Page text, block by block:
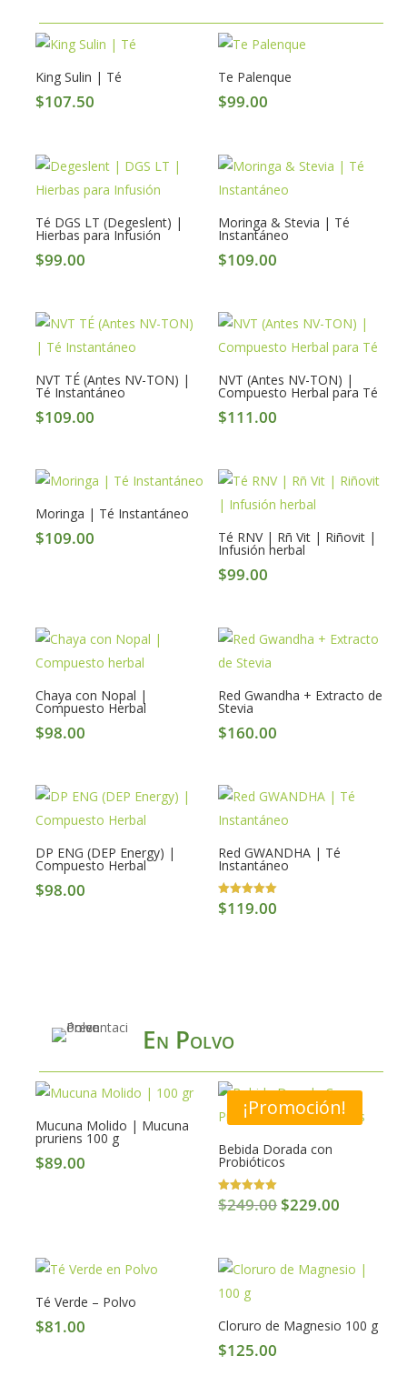
King Sulin | Té
$107.50
Te Palenque
$99.00
Té DGS LT (Degeslent) |
Hierbas para Infusión
$99.00
Moringa & Stevia | Té
Instantáneo
$109.00
NVT TÉ (Antes NV-TON) |
Té Instantáneo
$109.00
NVT (Antes NV-TON) |
Compuesto Herbal para Té
$111.00
Moringa | Té Instantáneo
$109.00 Té RNV | Rñ Vit | Riñovit |
Infusión herbal
$99.00
Chaya con Nopal |
Compuesto Herbal
$98.00
Red Gwandha + Extracto de
Stevia
$160.00
DP ENG (DEP Energy) |
Compuesto Herbal
$98.00
Red GWANDHA | Té
Instantáneo
Valorado en
5.00
$119.00
En Polvo
Mucuna Molido | Mucuna
pruriens 100 g
$89.00
¡Promoción!
Bebida Dorada con
Probióticos
Valorado en
5.00
$249.00 Original
$249.00.
$229.00
$229.00.
Té Verde – Polvo
$81.00 Cloruro de Magnesio 100 g
$125.00